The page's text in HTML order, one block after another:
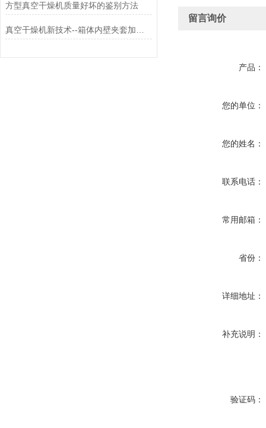
方型真空干燥机质量好坏的鉴别方法
留言询价
产品：
您的单位：
您的姓名：
联系电话：
常用邮箱：
省份：
详细地址：
补充说明：
验证码：